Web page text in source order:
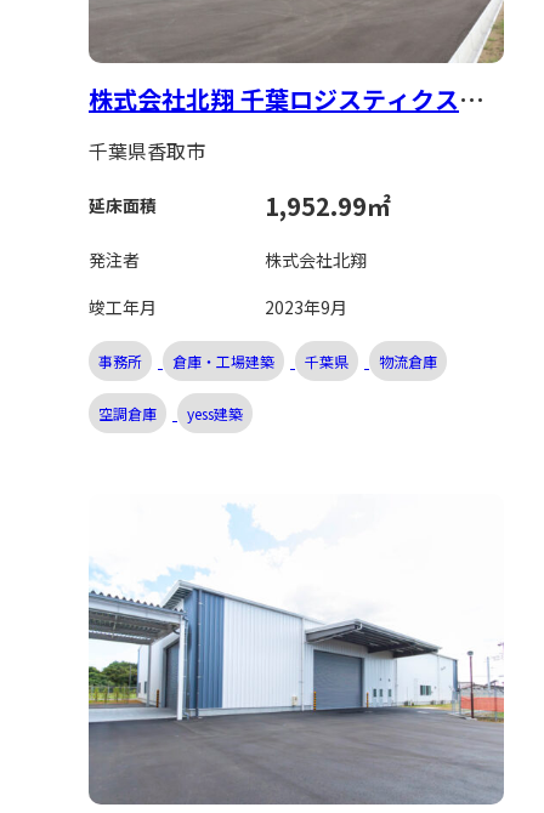
株式会社北翔 千葉ロジスティクスセ
ンター新築工事
千葉県香取市
延床面積 1,952.99㎡
発注者
株式会社北翔
竣工年月
2023年9月
事務所 倉庫・工場建築 千葉県 物流倉庫
空調倉庫 yess建築